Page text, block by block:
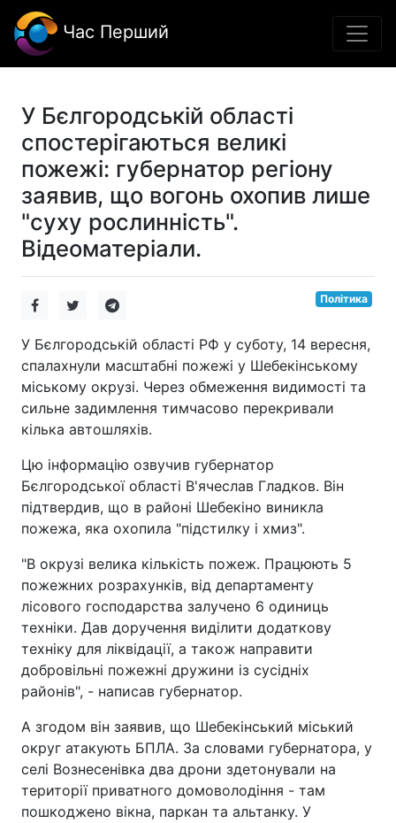
Час Перший
У Бєлгородській області
спостерігаються великі
пожежі: губернатор регіону
заявив, що вогонь охопив лише
"суху рослинність".
Відеоматеріали.
Політика
У Бєлгородській області РФ у суботу, 14 вересня,
спалахнули масштабні пожежі у Шебекінському
міському окрузі. Через обмеження видимості та
сильне задимлення тимчасово перекривали
кілька автошляхів.
Цю інформацію озвучив губернатор
Бєлгородської області В'ячеслав Гладков. Він
підтвердив, що в районі Шебекіно виникла
пожежа, яка охопила "підстилку і хмиз".
"В окрузі велика кількість пожеж. Працюють 5
пожежних розрахунків, від департаменту
лісового господарства залучено 6 одиниць
техніки. Дав доручення виділити додаткову
техніку для ліквідації, а також направити
добровільні пожежні дружини із сусідніх
районів", - написав губернатор.
А згодом він заявив, що Шебекінський міський
округ атакують БПЛА. За словами губернатора, у
селі Вознесенівка два дрони здетонували на
території приватного домоволодіння - там
пошкоджено вікна, паркан та альтанку. У